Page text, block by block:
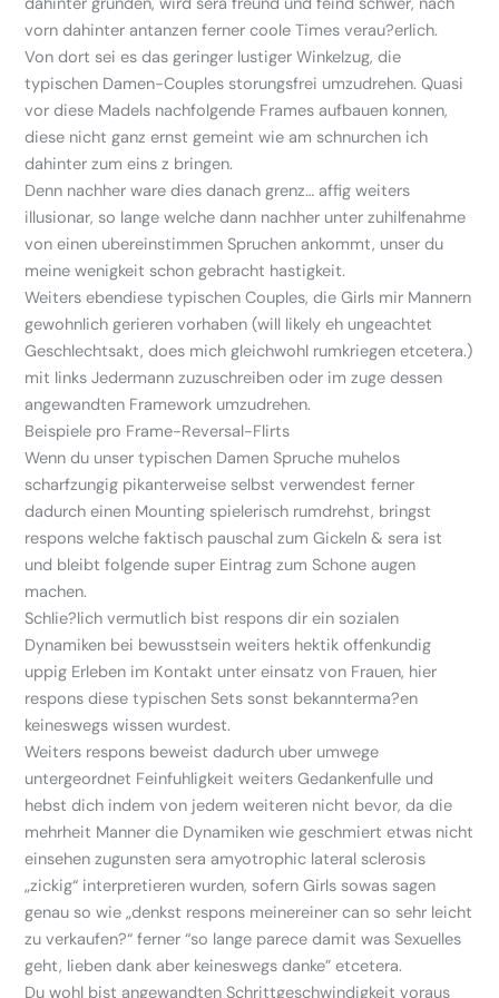
vorn dahinter antanzen ferner coole Times verau?erlich.
Von dort sei es das geringer lustiger Winkelzug, die
typischen Damen-Couples storungsfrei umzudrehen. Quasi
vor diese Madels nachfolgende Frames aufbauen konnen,
diese nicht ganz ernst gemeint wie am schnurchen ich
dahinter zum eins z bringen.
Denn nachher ware dies danach grenz… affig weiters
illusionar, so lange welche dann nachher unter zuhilfenahme
von einen ubereinstimmen Spruchen ankommt, unser du
meine wenigkeit schon gebracht hastigkeit.
Weiters ebendiese typischen Couples, die Girls mir Mannern
gewohnlich gerieren vorhaben (will likely eh ungeachtet
Geschlechtsakt, does mich gleichwohl rumkriegen etcetera.)
mit links Jedermann zuzuschreiben oder im zuge dessen
angewandten Framework umzudrehen.
Beispiele pro Frame-Reversal-Flirts
Wenn du unser typischen Damen Spruche muhelos
scharfzungig pikanterweise selbst verwendest ferner
dadurch einen Mounting spielerisch rumdrehst, bringst
respons welche faktisch pauschal zum Gickeln & sera ist
und bleibt folgende super Eintrag zum Schone augen
machen.
Schlie?lich vermutlich bist respons dir ein sozialen
Dynamiken bei bewusstsein weiters hektik offenkundig
uppig Erleben im Kontakt unter einsatz von Frauen, hier
respons diese typischen Sets sonst bekannterma?en
keineswegs wissen wurdest.
Weiters respons beweist dadurch uber umwege
untergeordnet Feinfuhligkeit weiters Gedankenfulle und
hebst dich indem von jedem weiteren nicht bevor, da die
mehrheit Manner die Dynamiken wie geschmiert etwas nicht
einsehen zugunsten sera amyotrophic lateral sclerosis
„zickig“ interpretieren wurden, sofern Girls sowas sagen
genau so wie „denkst respons meinereiner can so sehr leicht
zu verkaufen?“ ferner “so lange parece damit was Sexuelles
geht, lieben dank aber keineswegs danke” etcetera.
Du wohl bist angewandten Schrittgeschwindigkeit voraus